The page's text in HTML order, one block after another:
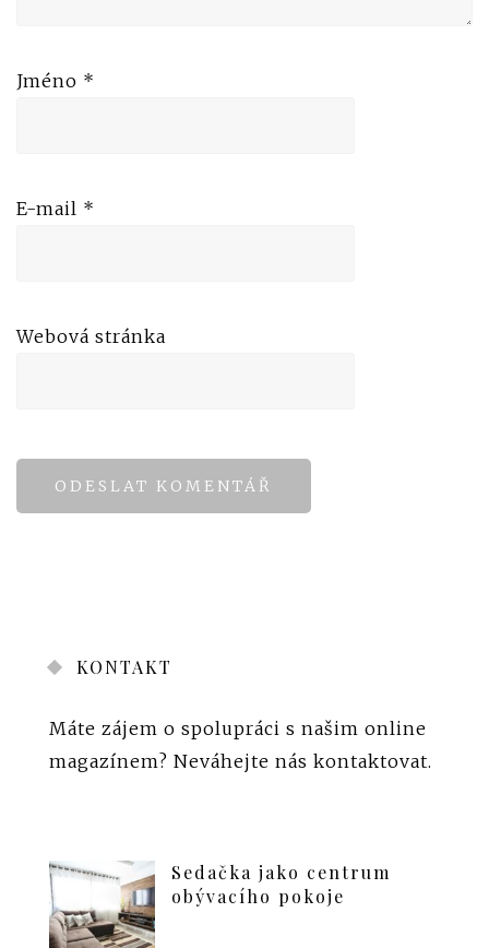
Jméno *
E-mail *
Webová stránka
KONTAKT
Máte zájem o spolupráci s našim online
magazínem? Neváhejte nás kontaktovat.
Sedačka jako centrum
obývacího pokoje